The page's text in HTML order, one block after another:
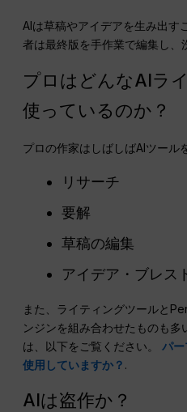
AIは草稿やアイデアを生み出す
者は最終版を手作業で編集し、
プロはどんなAIラ
使っているのか？
プロの作家はしばしばAIツール
リサーチ
要解
草稿の編集
アイデア・ブレス
また、ライティングツールと
ンジンを組み合わせたものも
は、以下をご覧ください。パ
使用していますか？ .
AIは盗作か？